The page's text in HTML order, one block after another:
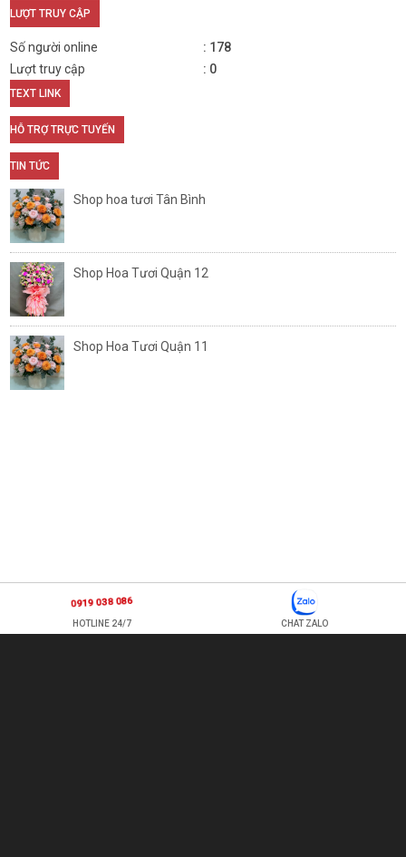
LƯỢT TRUY CẬP
Số người online
178
Lượt truy cập
0
TEXT LINK
HỖ TRỢ TRỰC TUYẾN
TIN TỨC
Shop hoa tươi Tân Bình
Shop Hoa Tươi Quận 12
Shop Hoa Tươi Quận 11
0919 038 086
HOTLINE 24/7 CHAT ZALO